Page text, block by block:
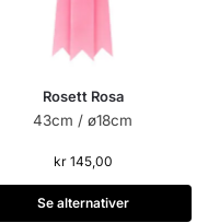
Rosett Rosa
43cm / ø18cm
kr145,00
Se alternativer